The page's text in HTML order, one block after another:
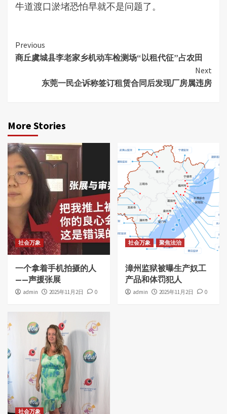
牛道渡口淤堵恐怕早就不是问题了。
Continue
Reading
Previous
商丘虞城县李老家乡机动车检测场“以租代征”占农田
Next
东莞一民企诉称签订租赁合同后发现厂房属违房
More Stories
社会万象
一个拿着手机拍摄的人
——声援张展
admin 2025年11月2日 0
社会万象 聚焦法治
漳州监狱被曝生产奴工
产品和体罚犯人
admin 2025年11月2日 0
社会万象